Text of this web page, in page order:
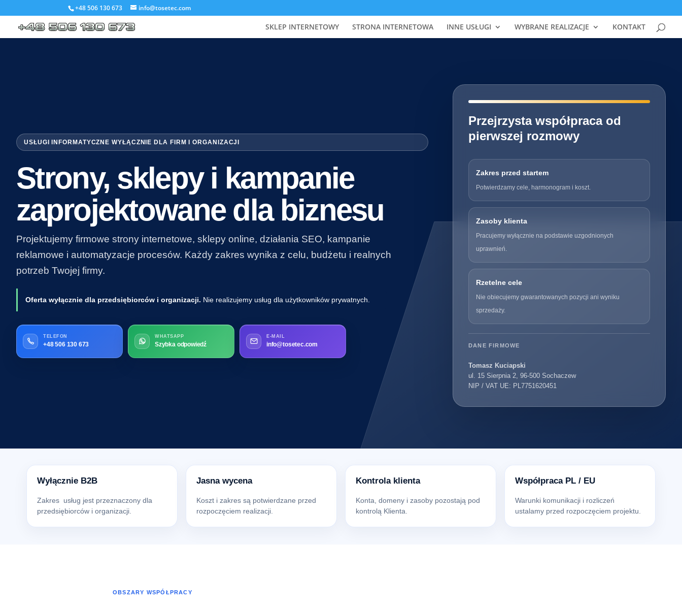
+48 506 130 673 info@tosetec.com
SKLEP INTERNETOWY STRONA INTERNETOWA INNE USŁUGI WYBRANE REALIZACJE KONTAKT
USŁUGI INFORMATYCZNE WYŁĄCZNIE DLA FIRM I ORGANIZACJI
Strony, sklepy i kampanie
zaprojektowane dla biznesu
Projektujemy firmowe strony internetowe, sklepy online, działania SEO, kampanie
reklamowe i automatyzacje procesów. Każdy zakres wynika z celu, budżetu i realnych
potrzeb Twojej firmy.
Oferta wyłącznie dla przedsiębiorców i organizacji. Nie realizujemy usług dla użytkowników prywatnych.
TELEFON
+48 506 130 673
WHATSAPP
Szybka odpowiedź
E-MAIL
info@tosetec.com
━━━━━━━━━━━━━━━━━━━━━━━━━━━━
Przejrzysta współpraca od
pierwszej rozmowy
Zakres przed startem
Potwierdzamy cele, harmonogram i koszt.
Zasoby klienta
Pracujemy wyłącznie na podstawie uzgodnionych
uprawnień.
Rzetelne cele
Nie obiecujemy gwarantowanych pozycji ani wyniku
sprzedaży.
DANE FIRMOWE
Tomasz Kuciapski
ul. 15 Sierpnia 2, 96-500 Sochaczew
NIP / VAT UE: PL7751620451
Wyłącznie B2B
Zakres usług jest przeznaczony dla
przedsiębiorców i organizacji.
Jasna wycena
Koszt i zakres są potwierdzane przed
rozpoczęciem realizacji.
Kontrola klienta
Konta, domeny i zasoby pozostają pod
kontrolą Klienta.
Współpraca PL / EU
Warunki komunikacji i rozliczeń
ustalamy przed rozpoczęciem projektu.
OBSZARY WSPÓŁPRACY